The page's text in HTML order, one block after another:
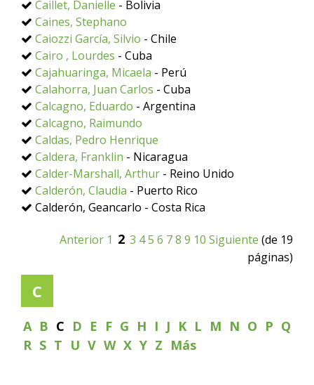
Caillet, Danielle - Bolivia
Caines, Stephano
Caiozzi García, Silvio - Chile
Cairo , Lourdes - Cuba
Cajahuaringa, Micaela - Perú
Calahorra, Juan Carlos - Cuba
Calcagno, Eduardo - Argentina
Calcagno, Raimundo
Caldas, Pedro Henrique
Caldera, Franklin - Nicaragua
Calder-Marshall, Arthur - Reino Unido
Calderón, Claudia - Puerto Rico
Calderón, Geancarlo - Costa Rica
Anterior 1 2 3 45 6 78 9 10 Siguiente (de 19
páginas)
C
A B C D E F G H I J K L M N O P Q
R S T U V W X Y Z Más